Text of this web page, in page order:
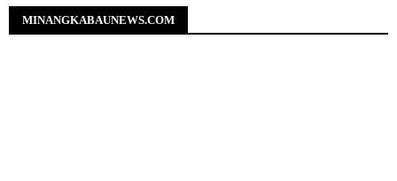
MINANGKABAUNEWS.COM